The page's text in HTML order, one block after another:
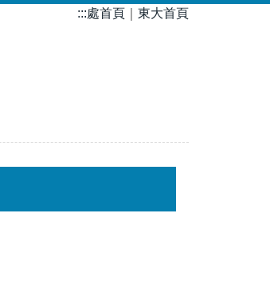
:::處首頁 東大首頁